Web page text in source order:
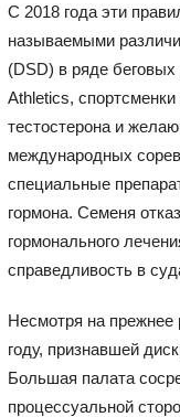
С 2018 года эти
называемыми
(DSD) в ряде
Athletics,
тестостерона и
международных
специальные
гормона. Семеня
гормонального
справедливость в
Несмотря на
году, признавшей
Большая палата
процессуальной